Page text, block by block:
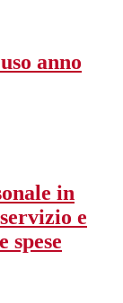
anno
in
e
spese